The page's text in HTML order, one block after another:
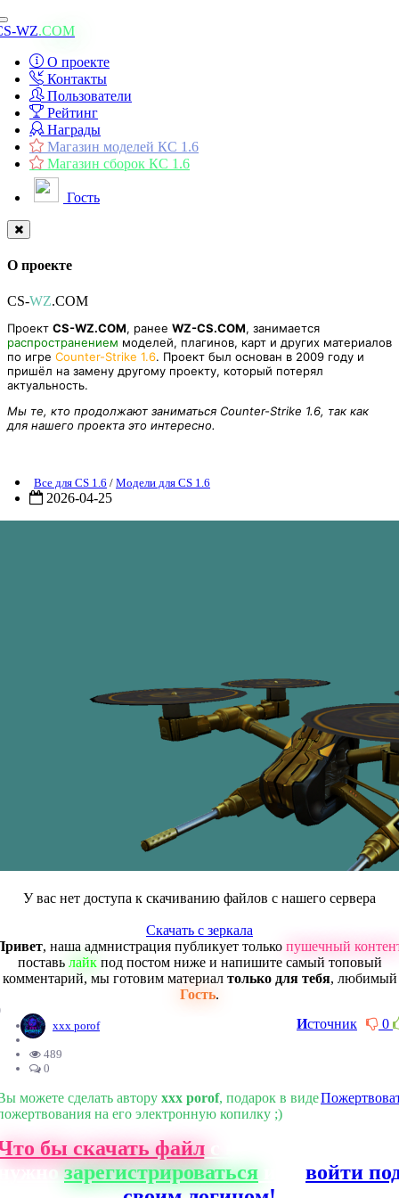
Toggle
navigation
WZ.COM
О проекте
Контакты
Пользователи
Рейтинг
Награды
Магазин моделей КС 1.6
Магазин сборок КС 1.6
Гость
О проекте
CS-WZ.COM
Проект CS-WZ.COM, ранее WZ-CS.COM, занимается
распространением моделей, плагинов, карт и других материалов
по игре Counter-Strike 1.6. Проект был основан в 2009 году и
пришёл на замену другому проекту, который потерял
актуальность.
Мы те, кто продолжают заниматься Counter-Strike 1.6, так как
для нашего проекта это интересно.
Все для CS 1.6 / Модели для CS 1.6
2026-04-25
У вас нет доступа к скачиванию файлов с нашего сервера
Скачать с зеркала
, наша адмнистрация публикует только пушечный
поставь лайкпод постом ниже и напишите самый топовый
комментарий, мы готовим материал только для тебя, любимый
Гость.
0
Источник
xxx porof
489
0
можете сделать автору xxx porof, подарок в виде
на его электронную копилку ;)
бы скачать файлс нашего сайта,
зарегистрироваться
войти